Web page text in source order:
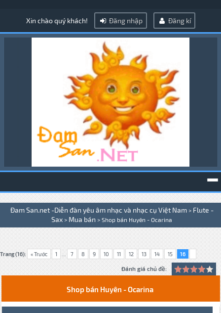
Xin chào quý khách! Đăng nhập Đăng kí
Đam San.net -Diễn đàn yêu âm nhạc và nhạc cụ Việt Nam > Flute -
Sax > Mua bán > Shop bán Huyên - Ocarina
Trang (16): « Trước 1 ... 7 8 9 10 11 12 13 14 15 16
Đánh giá chủ đề:
Shop bán Huyên - Ocarina